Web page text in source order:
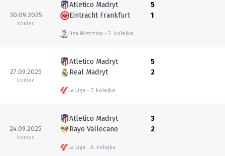
30.09.2025
koniec
Atletico Madryt
Eintracht Frankfurt
Liga Mistrzów 2. kolejka
5
1
27.09.2025
koniec
Atletico Madryt
Real Madryt
La Liga 7. kolejka
5
2
24.09.2025
koniec
Atletico Madryt
Rayo Vallecano
La Liga 6. kolejka
3
2